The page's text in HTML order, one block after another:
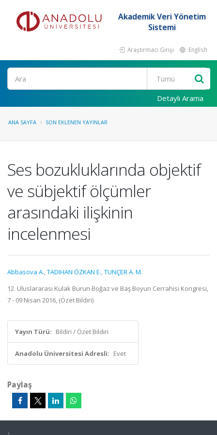
Akademik Veri Yönetim
Sistemi
Araştırmacı Girişi English
Ara
Detaylı Arama
ANA SAYFA SON EKLENEN YAYINLAR
Ses bozukluklarında objektif
ve sübjektif ölçümler
arasındaki ilişkinin
incelenmesi
Abbasova A.,TADIHAN ÖZKAN E.,TUNÇER A. M.
12. Uluslararası Kulak Burun Boğaz ve Baş Boyun Cerrahisi Kongresi,
7 - 09 Nisan 2016, (Özet Bildiri)
Yayın Türü: Bildiri / Özet Bildiri
Anadolu Üniversitesi Adresli: Evet
Paylaş